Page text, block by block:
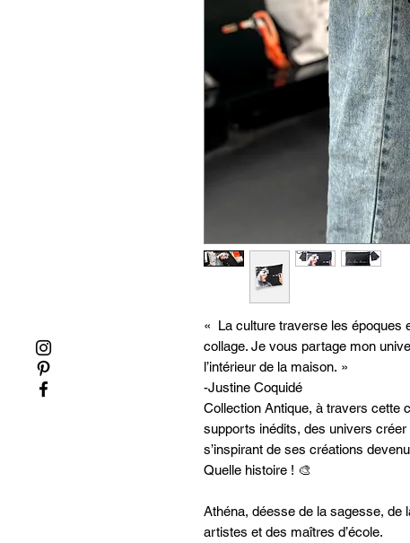
« La culture traverse les époques
collage. Je vous partage mon
l’intérieur de la maison. »
-Justine Coquidé
Collection Antique, à travers cette
supports inédits, des univers
s’inspirant de ses créations
Quelle histoire ! 🎨
Athéna, déesse de la sagesse, de
artistes et des maîtres d’école.